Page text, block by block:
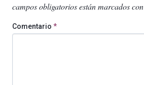
campos obligatorios están marcados con
Comentario *